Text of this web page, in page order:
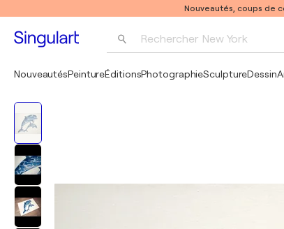
Nouveautés, coups de
Rechercher New York
NouveautésPeintureÉditionsPhotographieSculptureDessin